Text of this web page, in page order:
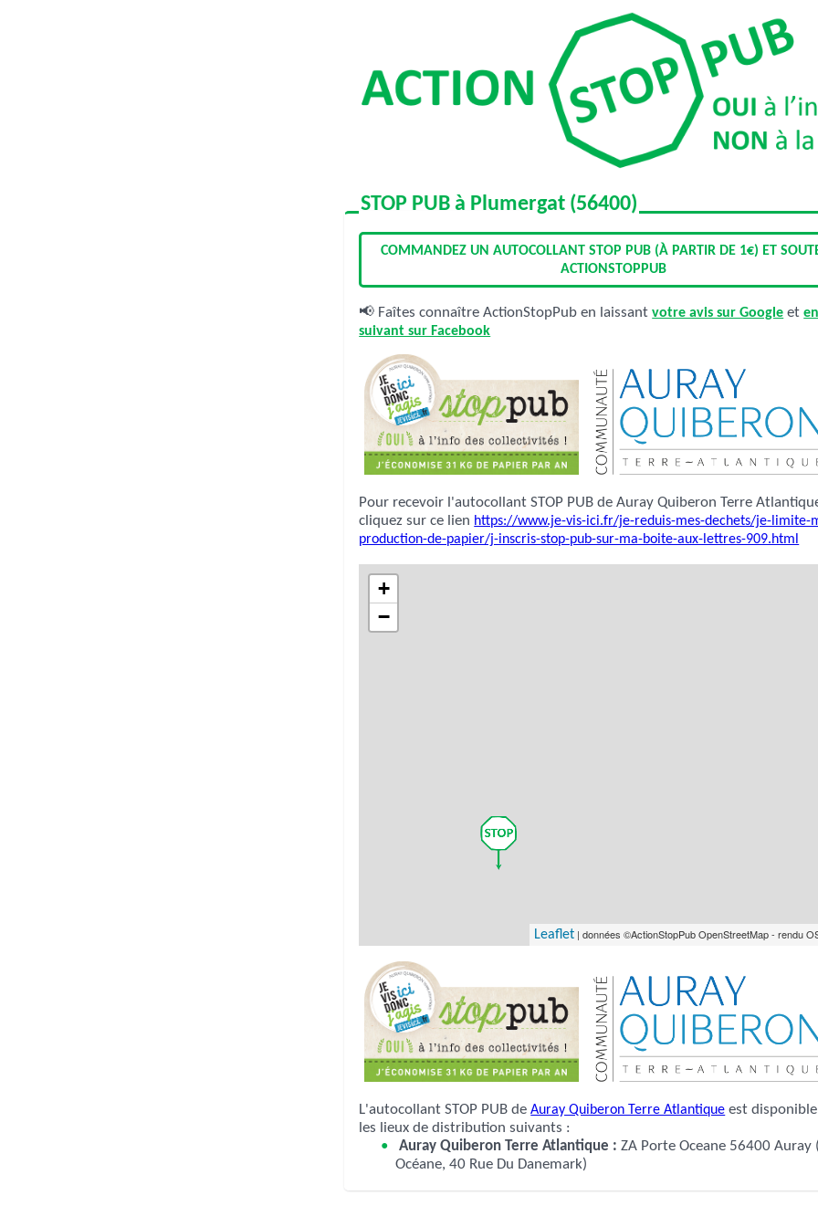
STOP PUB à Plumergat (56400)
COMMANDEZ UN AUTOCOLLANT STOP PUB (À PARTIR DE 1€) ET
ACTIONSTOPPUB
📢 Faîtes connaître ActionStopPub en laissantvotre avis sur Google et
suivant sur Facebook
Pour recevoir l'autocollant STOP PUB de Auray Quiberon Terre
cliquez sur ce lien https://www.je-vis-ici.fr/je-reduis-mes-dechets/je-limite-
production-de-papier/j-inscris-stop-pub-sur-ma-boite-aux-lettres-909.html
+
−
Leaflet| données ©ActionStopPub OpenStreetMap - rendu
L'autocollant STOP PUB deAuray Quiberon Terre Atlantique est disponible
les lieux de distribution suivants :
Auray Quiberon Terre Atlantique : ZA Porte Oceane 56400 Auray (Porte
Océane, 40 Rue Du Danemark)